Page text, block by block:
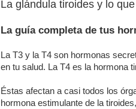
La glándula tiroides y lo
La guía completa de tus
La T3 y la T4 son hormonas
en tu salud. La T4 es la hormona
Éstas afectan a casi todos los
hormona estimulante de la